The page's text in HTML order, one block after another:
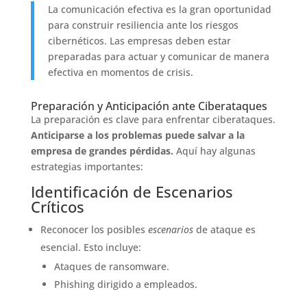
La comunicación efectiva es la gran oportunidad
para construir resiliencia ante los riesgos
cibernéticos. Las empresas deben estar
preparadas para actuar y comunicar de manera
efectiva en momentos de crisis.
Preparación y Anticipación ante Ciberataques
La preparación es clave para enfrentar ciberataques.
Anticiparse a los problemas puede salvar a la
empresa de grandes pérdidas. Aquí hay algunas
estrategias importantes:
Identificación de Escenarios
Críticos
Reconocer los posibles escenariosde ataque es
esencial. Esto incluye:
Ataques de ransomware.
Phishing dirigido a empleados.